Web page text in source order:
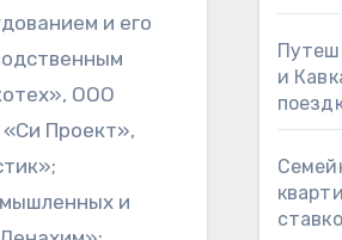
и его
ООО
Проект»,
и
и